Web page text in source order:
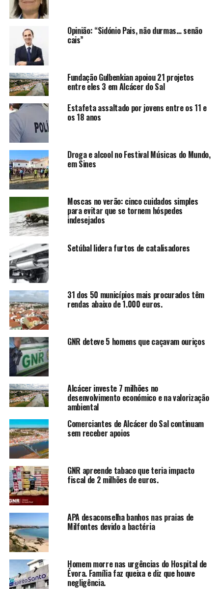
Opinião: “Sidónio Pais, não durmas… senão
cais”
Fundação Gulbenkian apoiou 21 projetos
entre eles 3 em Alcácer do Sal
Estafeta assaltado por jovens entre os 11 e
os 18 anos
Droga e alcool no Festival Músicas do Mundo,
em Sines
Moscas no verão: cinco cuidados simples
para evitar que se tornem hóspedes
indesejados
Setúbal lidera furtos de catalisadores
31 dos 50 municípios mais procurados têm
rendas abaixo de 1.000 euros.
GNR deteve 5 homens que caçavam ouriços
Alcácer investe 7 milhões no
desenvolvimento económico e na valorização
ambiental
Comerciantes de Alcácer do Sal continuam
sem receber apoios
GNR apreende tabaco que teria impacto
fiscal de 2 milhões de euros.
APA desaconselha banhos nas praias de
Milfontes devido a bactéria
Homem morre nas urgências do Hospital de
Évora. Família faz queixa e diz que houve
negligência.